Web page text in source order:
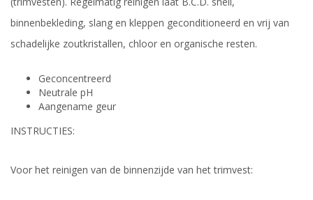
binnenbekleding, slang en kleppen geconditioneerd en vrij van
schadelijke zoutkristallen, chloor en organische resten.
Geconcentreerd
Neutrale pH
Aangename geur
INSTRUCTIES:
Voor het reinigen van de binnenzijde van het trimvest: